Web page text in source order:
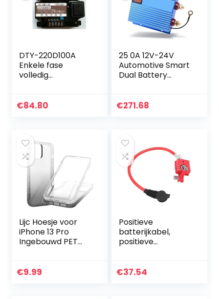
DTY-220D100A
Enkele fase
volledig
nde module 100A
…
€84.80
25 0A 12V-24V
Automotive Smart
Dual Battery
Protector Rv
€271.68
Lijc Hoesje voor
iPhone 13 Pro
Ingebouwd PET
360°Volledige
€9.99
Positieve
batterijkabel,
positieve
geleidbaarheid
€37.54